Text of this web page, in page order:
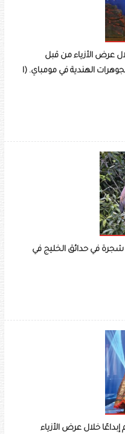
عرض الأزياء من قبل
الهندية في مومباي. (ا
شجرة في حدائق الخليج في
خلال عرض الأزياء